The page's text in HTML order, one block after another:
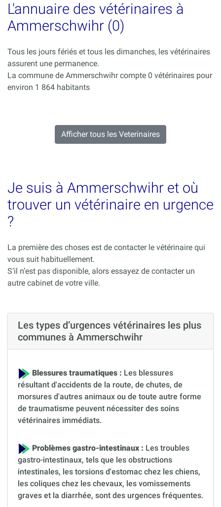
L'annuaire des vétérinaires à
Ammerschwihr (0)
Tous les jours fériés et tous les dimanches, les vétérinaires
assurent une permanence.
La commune de Ammerschwihr compte 0 vétérinaires pour
environ 1 864 habitants
Afficher tous les Veterinaires
Je suis à Ammerschwihr et où
trouver un vétérinaire en urgence
?
La première des choses est de contacter le vétérinaire qui
vous suit habituellement.
S’il n’est pas disponible, alors essayez de contacter un
autre cabinet de votre ville.
Les types d’urgences vétérinaires les plus
communes à Ammerschwihr
Blessures traumatiques : Les blessures
résultant d'accidents de la route, de chutes, de
morsures d'autres animaux ou de toute autre forme
de traumatisme peuvent nécessiter des soins
vétérinaires immédiats.
Problèmes gastro-intestinaux : Les troubles
gastro-intestinaux, tels que les obstructions
intestinales, les torsions d'estomac chez les chiens,
les coliques chez les chevaux, les vomissements
graves et la diarrhée, sont des urgences fréquentes.